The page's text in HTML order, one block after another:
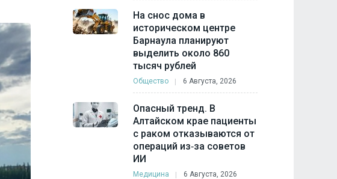
На снос дома в
историческом центре
Барнаула планируют
выделить около 860
тысяч рублей
Общество 6 Августа, 2026
Опасный тренд. В
Алтайском крае пациенты
с раком отказываются от
операций из‑за советов
ИИ
Медицина 6 Августа, 2026